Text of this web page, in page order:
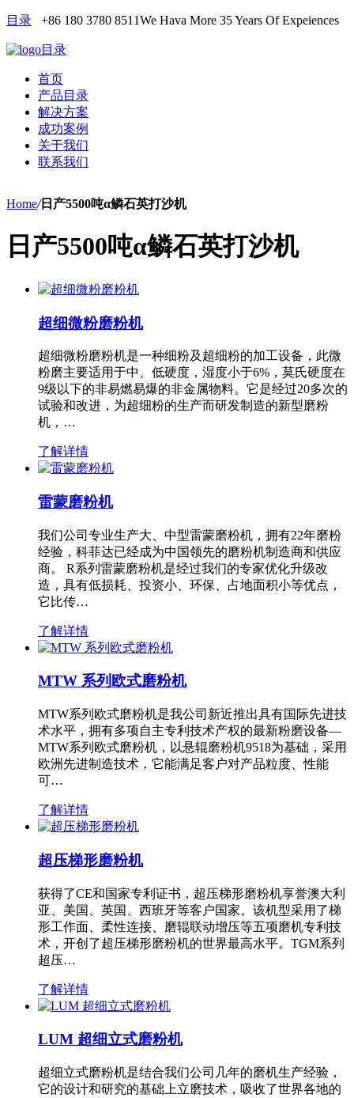
目录 +86 180 3780 8511We Hava More 35 Years Of Expeiences
目录
首页
产品目录
解决方案
成功案例
关于我们
联系我们
Home/日产5500吨α鳞石英打沙机
日产5500吨α鳞石英打沙机
超细微粉磨粉机
超细微粉磨粉机是一种细粉及超细粉的加工设备，此微
粉磨主要适用于中、低硬度，湿度小于6%，莫氏硬度在
9级以下的非易燃易爆的非金属物料。它是经过20多次的
试验和改进，为超细粉的生产而研发制造的新型磨粉
机，…
了解详情
雷蒙磨粉机
我们公司专业生产大、中型雷蒙磨粉机，拥有22年磨粉
经验，科菲达已经成为中国领先的磨粉机制造商和供应
商。 R系列雷蒙磨粉机是经过我们的专家优化升级改
造，具有低损耗、投资小、环保、占地面积小等优点，
它比传…
了解详情
MTW 系列欧式磨粉机
MTW系列欧式磨粉机是我公司新近推出具有国际先进技
术水平，拥有多项自主专利技术产权的最新粉磨设备—
MTW系列欧式磨粉机，以悬辊磨粉机9518为基础，采用
欧洲先进制造技术，它能满足客户对产品粒度、性能
可…
了解详情
超压梯形磨粉机
获得了CE和国家专利证书，超压梯形磨粉机享誉澳大利
亚、美国、英国、西班牙等客户国家。该机型采用了梯
形工作面、柔性连接、磨辊联动增压等五项磨机专利技
术，开创了超压梯形磨粉机的世界最高水平。TGM系列
超压…
了解详情
LUM 超细立式磨粉机
超细立式磨粉机是结合我们公司几年的磨机生产经验，
它的设计和研究的基础上立磨技术，吸收了世界各地的